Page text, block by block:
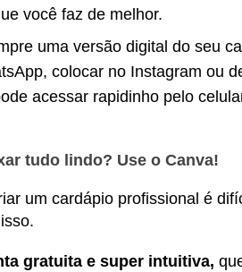
você faz de melhor.
uma versão digital do seu
colocar no Instagram ou
acessar rapidinho pelo
tudo lindo? Use o Canva!
um cardápio profissional é
gratuita e super intuitiva,